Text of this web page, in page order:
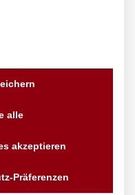
für die eine
alle
akzeptieren
Präferenzen